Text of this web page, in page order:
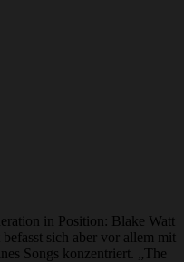
in Position: Blake Watt
sich aber vor allem mit
Songs konzentriert. „The